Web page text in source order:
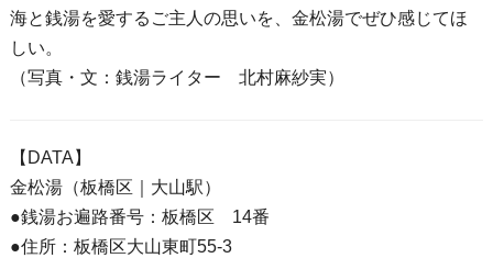
海と銭湯を愛するご主人の思いを、金松湯でぜひ感じてほ
しい。
（写真・文：銭湯ライター 北村麻紗実）
【DATA】
金松湯（板橋区｜大山駅）
●銭湯お遍路番号：板橋区 14番
●住所：板橋区大山東町55-3